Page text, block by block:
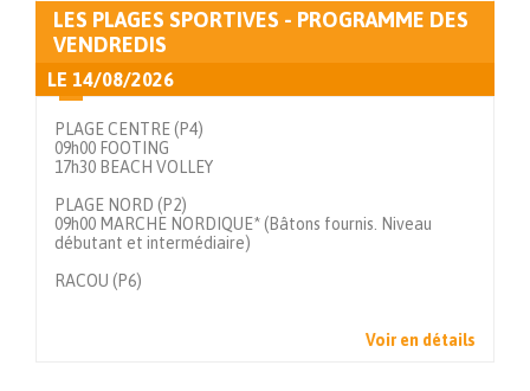
LES PLAGES SPORTIVES - PROGRAMME DES
VENDREDIS
LE 14/08/2026
PLAGE CENTRE (P4)
09h00 FOOTING
17h30 BEACH VOLLEY
PLAGE NORD (P2)
09h00 MARCHE NORDIQUE* (Bâtons fournis. Niveau
débutant et intermédiaire)
RACOU (P6)
Voir en détails